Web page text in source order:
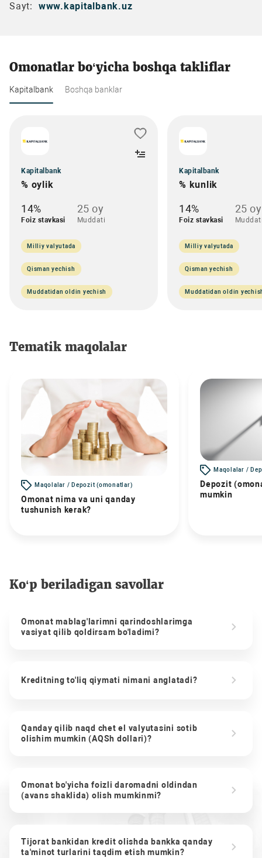
Sayt: www.kapitalbank.uz
Omonatlar bo‘yicha boshqa takliflar
Kapitalbank Boshqa banklar
Kapitalbank
% oylik
14%
Foiz stavkasi
25 oy
Muddati
Milliy valyutada
Qisman yechish
Muddatidan oldin yechish
Kapitalbank
% kunlik
14%
Foiz stavkasi
25 oy
Milliy valyutada
Qisman yechish
Muddatidan oldin
Tematik maqolalar
Maqolalar / Depozit (omonatlar)
Omonat nima va uni qanday
tushunish kerak?
Maqolalar /
Depozit
mumkin
Ko‘p beriladigan savollar
Omonat mablag'larimni qarindoshlarimga
vasiyat qilib qoldirsam bo'ladimi?
Kreditning to'liq qiymati nimani anglatadi?
Qanday qilib naqd chet el valyutasini sotib
olishim mumkin (AQSh dollari)?
Omonat bo'yicha foizli daromadni oldindan
(avans shaklida) olish mumkinmi?
Tijorat bankidan kredit olishda bankka qanday
ta'minot turlarini taqdim etish mumkin?